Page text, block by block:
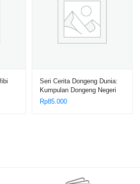
Seri Cerita Dongeng Dunia:
Kumpulan Dongeng Negeri
Cina, Kua Fu Mengejar
Rp85.000